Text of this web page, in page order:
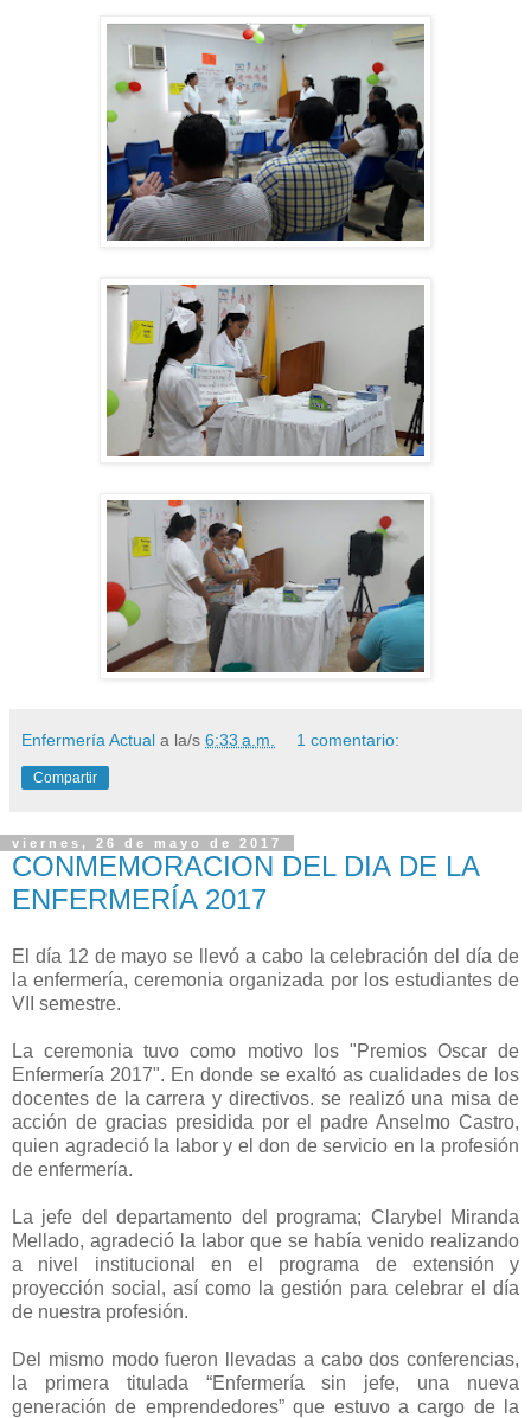
Enfermería Actual a la/s 6:33 a.m. 1 comentario:
Compartir
viernes, 26 de mayo de 2017
CONMEMORACION DEL DIA DE LA
ENFERMERÍA 2017
El día 12 de mayo se llevó a cabo la celebración del día de
la enfermería, ceremonia organizada por los estudiantes de
VII semestre.
La ceremonia tuvo como motivo los "Premios Oscar de
Enfermería 2017". En donde se exaltó as cualidades de los
docentes de la carrera y directivos. se realizó una misa de
acción de gracias presidida por el padre Anselmo Castro,
quien agradeció la labor y el don de servicio en la profesión
de enfermería.
La jefe del departamento del programa; Clarybel Miranda
Mellado, agradeció la labor que se había venido realizando
a nivel institucional en el programa de extensión y
proyección social, así como la gestión para celebrar el día
de nuestra profesión.
Del mismo modo fueron llevadas a cabo dos conferencias,
la primera titulada “Enfermería sin jefe, una nueva
generación de emprendedores” que estuvo a cargo de la